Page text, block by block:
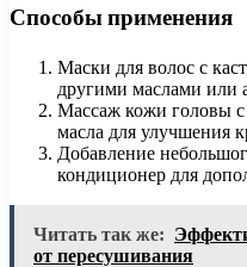
Способы применения
Маски для волос с
другими маслами или
Массаж кожи головы с
масла для улучшения
Добавление
кондиционер для
Читать так же:
от пересушивания